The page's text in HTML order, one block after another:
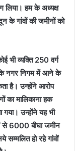
लिया। हम के अध्यक्ष
के गांवों की जमीनों को
भी व्यक्ति 250 वर्ग
नगर निगम में आने के
है। उन्होंने आरोप
का मालिकाना हक
गया। उन्होंने यह भी
से 6000 बीघा जमीन
हो रहे गांवों